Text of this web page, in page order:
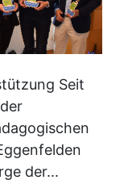
Seit
der...